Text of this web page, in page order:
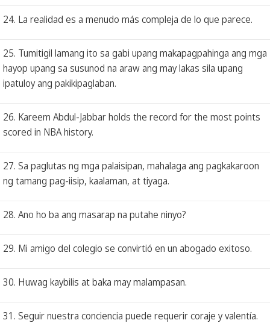
24. La realidad es a menudo más compleja de lo que parece.
25. Tumitigil lamang ito sa gabi upang makapagpahinga ang mga
hayop upang sa susunod na araw ang may lakas sila upang
ipatuloy ang pakikipaglaban.
26. Kareem Abdul-Jabbar holds the record for the most points
scored in NBA history.
27. Sa paglutas ng mga palaisipan, mahalaga ang pagkakaroon
ng tamang pag-iisip, kaalaman, at tiyaga.
28. Ano ho ba ang masarap na putahe ninyo?
29. Mi amigo del colegio se convirtió en un abogado exitoso.
30. Huwag kaybilis at baka may malampasan.
31. Seguir nuestra conciencia puede requerir coraje y valentía.